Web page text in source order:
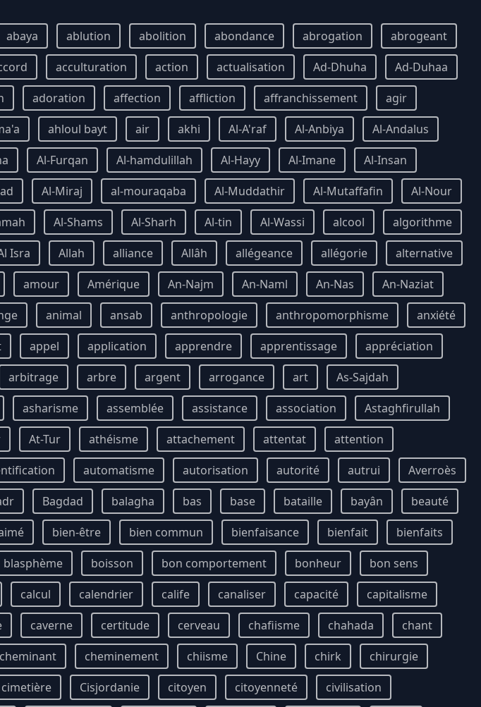
abaya ablution abolition abondance abrogation
abrogeant
acculturation action actualisation Ad-Dhuha
Ad-Duhaa
adoration affection affliction affranchissement
agir
ahloul bayt air akhi Al-A'raf Al-Anbiya
Al-Andalus
Al-Furqan Al-hamdulillah Al-Hayy Al-Imane
Al-Insan
Al-Miraj al-mouraqaba Al-Muddathir Al-Mutaffafin
Al-Nour
Al-Shams Al-Sharh Al-tin Al-Wassi alcool
algorithme
Isra Allah alliance Allâh allégeance allégorie
alternative
amour Amérique An-Najm An-Naml An-Nas
An-Naziat
animal ansab anthropologie anthropomorphisme
anxiété
appel application apprendre apprentissage
appréciation
arbitrage arbre argent arrogance art
As-Sajdah
asharisme assemblée assistance association
Astaghfirullah
At-Tur athéisme attachement attentat
attention
automatisme autorisation autorité autrui
Averroès
Bagdad balagha bas base bataille bayân
beauté
bien-être bien commun bienfaisance bienfait
bienfaits
blasphème boisson bon comportement bonheur
bon sens
calcul calendrier calife canaliser capacité
capitalisme
caverne certitude cerveau chafiisme chahada
chant
cheminant cheminement chiisme Chine chirk
chirurgie
cimetière Cisjordanie citoyen citoyenneté
civilisation